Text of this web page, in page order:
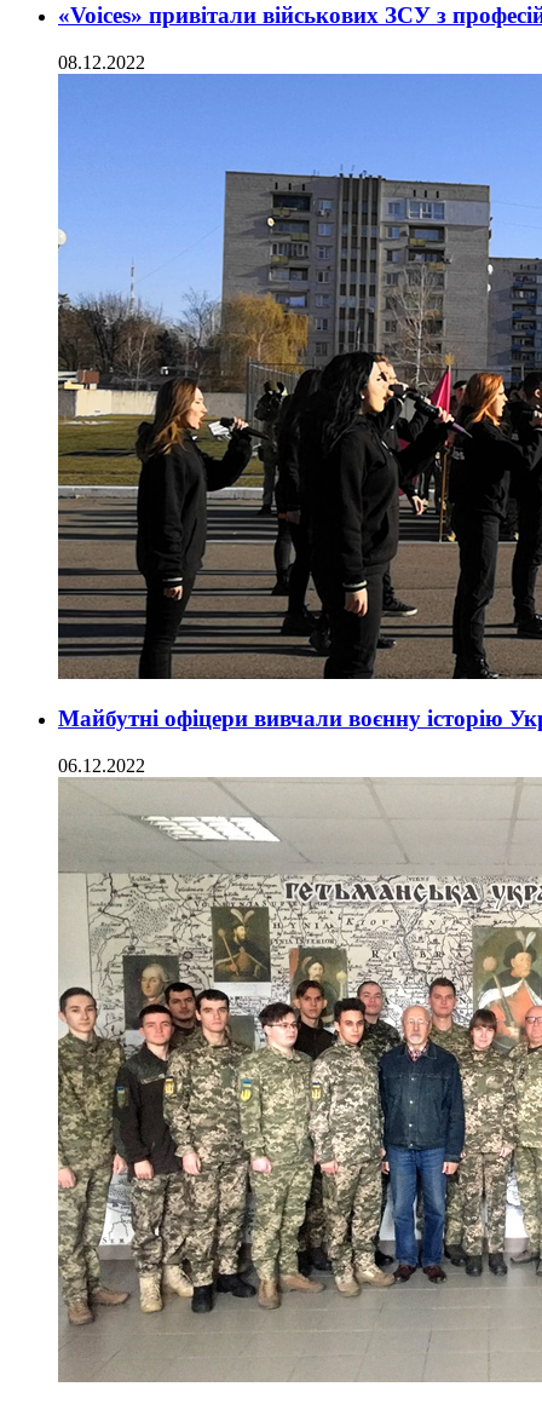
«Voices» привітали військових ЗСУ з
08.12.2022
Майбутні офіцери вивчали воєнну історію
06.12.2022